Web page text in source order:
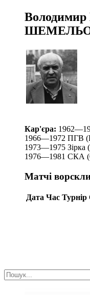
Володимир
Кар'єра:
1966—1972 ПГВ
1973—1975 Зірка
1976—1981 СКА
Матчі
Дата Час Турнір